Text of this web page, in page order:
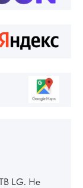
LG. Не